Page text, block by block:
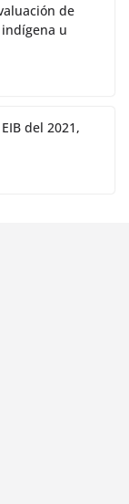
de
u
del 2021,